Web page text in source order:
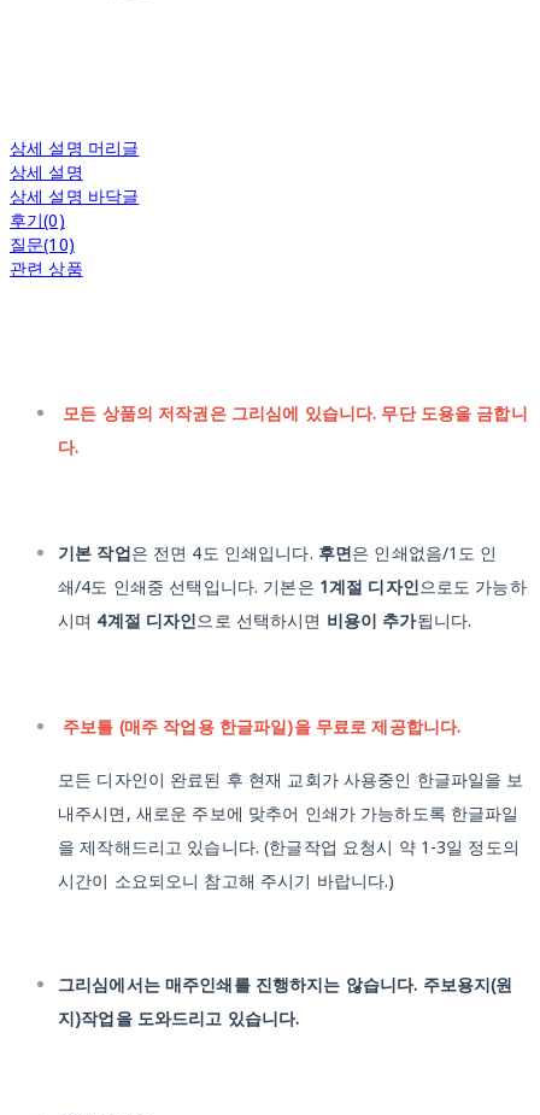
상세 설명 머리글
상세 설명
상세 설명 바닥글
후기(0)
질문(10)
관련 상품
모든 상품의 저작권은 그리심에 있습니다. 무단 도용을 금합니
다.
기본 작업은 전면 4도 인쇄입니다. 후면은 인쇄없음/1도 인
쇄/4도 인쇄중 선택입니다. 기본은 1계절 디자인으로도 가능하
시며 4계절 디자인으로 선택하시면 비용이 추가됩니다.
주보틀 (매주 작업용 한글파일)을 무료로 제공합니다.
모든 디자인이 완료된 후 현재 교회가 사용중인 한글파일을 보
내주시면, 새로운 주보에 맞추어 인쇄가 가능하도록 한글파일
을 제작해드리고 있습니다.(한글작업 요청시 약 1-3일 정도의
시간이 소요되오니 참고해 주시기 바랍니다.)
그리심에서는 매주인쇄를 진행하지는 않습니다. 주보용지(원
지)작업을 도와드리고 있습니다.